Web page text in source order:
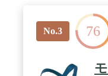
No.3 76